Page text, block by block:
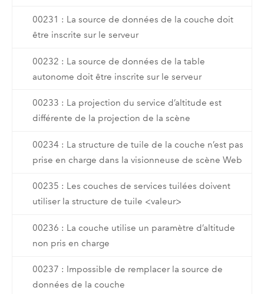
00231 : La source de données de la couche doit
être inscrite sur le serveur
00232 : La source de données de la table
autonome doit être inscrite sur le serveur
00233 : La projection du service d’altitude est
différente de la projection de la scène
00234 : La structure de tuile de la couche n’est pas
prise en charge dans la visionneuse de scène Web
00235 : Les couches de services tuilées doivent
utiliser la structure de tuile <valeur>
00236 : La couche utilise un paramètre d’altitude
non pris en charge
00237 : Impossible de remplacer la source de
données de la couche